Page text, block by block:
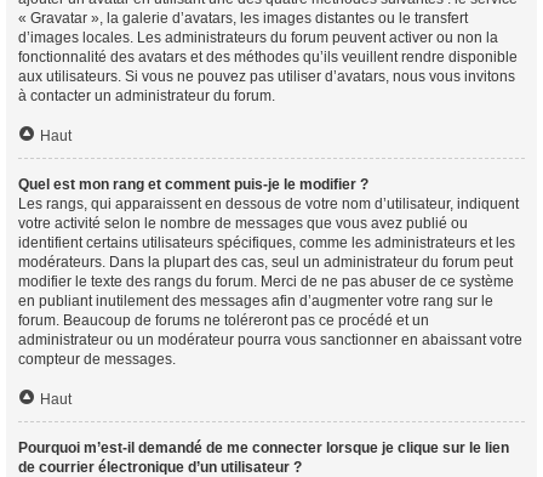
« Gravatar », la galerie d’avatars, les images distantes ou le transfert
d’images locales. Les administrateurs du forum peuvent activer ou non la
fonctionnalité des avatars et des méthodes qu’ils veuillent rendre disponible
aux utilisateurs. Si vous ne pouvez pas utiliser d’avatars, nous vous invitons
à contacter un administrateur du forum.
Haut
Quel est mon rang et comment puis-je le modifier ?
Les rangs, qui apparaissent en dessous de votre nom d’utilisateur, indiquent
votre activité selon le nombre de messages que vous avez publié ou
identifient certains utilisateurs spécifiques, comme les administrateurs et les
modérateurs. Dans la plupart des cas, seul un administrateur du forum peut
modifier le texte des rangs du forum. Merci de ne pas abuser de ce système
en publiant inutilement des messages afin d’augmenter votre rang sur le
forum. Beaucoup de forums ne toléreront pas ce procédé et un
administrateur ou un modérateur pourra vous sanctionner en abaissant votre
compteur de messages.
Haut
Pourquoi m’est-il demandé de me connecter lorsque je clique sur le lien
de courrier électronique d’un utilisateur ?